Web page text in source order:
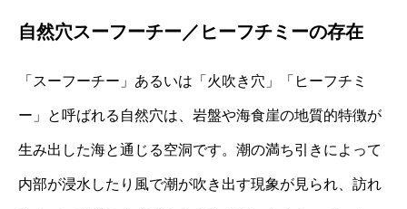
自然穴スーフーチー／ヒーフチミーの存在
「スーフーチー」あるいは「火吹き穴」「ヒーフチミ
ー」と呼ばれる自然穴は、岩盤や海食崖の地質的特徴が
生み出した海と通じる空洞です。潮の満ち引きによって
内部が浸水したり風で潮が吹き出す現象が見られ、訪れ